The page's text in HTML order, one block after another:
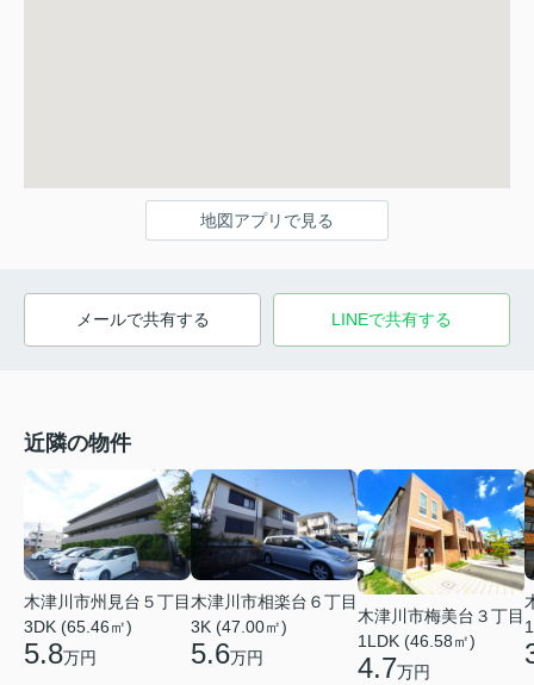
地図アプリで見る
メールで共有する LINEで共有する
近隣の物件
木津川市州見台５丁目
3DK (65.46㎡)
5.8万円
木津川市相楽台６丁目
3K (47.00㎡)
5.6万円
木津川市梅美台３丁目
1LDK (46.58㎡)
4.7万円